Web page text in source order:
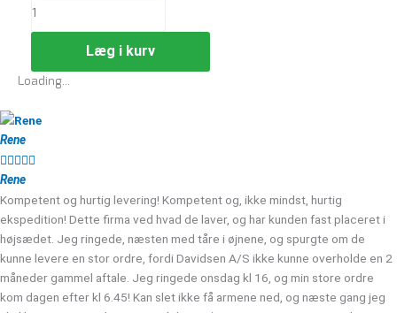
Læg i kurv
Loading...
Rene

Rene
Kompetent og hurtig levering! Kompetent og, ikke mindst, hurtig
ekspedition! Dette firma ved hvad de laver, og har kunden fast placeret i
højsædet. Jeg ringede, næsten med tåre i øjnene, og spurgte om de
kunne levere en stor ordre, fordi Davidsen A/S ikke kunne overholde en 2
måneder gammel aftale. Jeg ringede onsdag kl 16, og min store ordre
kom dagen efter kl 6.45! Kan slet ikke få armene ned, og næste gang jeg